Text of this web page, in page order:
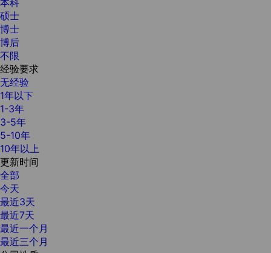
硕士
博士
博后
不限
经验要求
无经验
1年以下
1-3年
3-5年
5-10年
10年以上
更新时间
全部
今天
最近3天
最近7天
最近一个月
最近三个月